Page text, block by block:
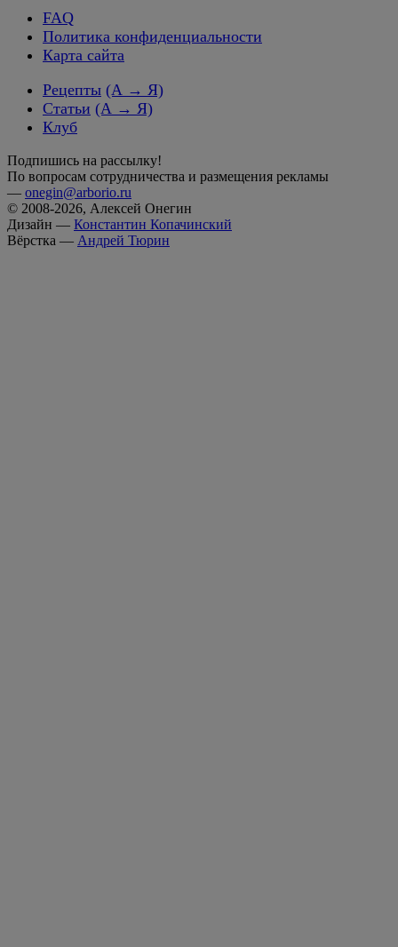
FAQ
Политика конфиденциальности
Карта сайта
Рецепты (А → Я)
Статьи (А → Я)
Клуб
Подпишись на рассылку!
По вопросам сотрудничества и размещения рекламы
— onegin@arborio.ru
© 2008-2026, Алексей Онегин
Дизайн — Константин Копачинский
Вёрстка — Андрей Тюрин